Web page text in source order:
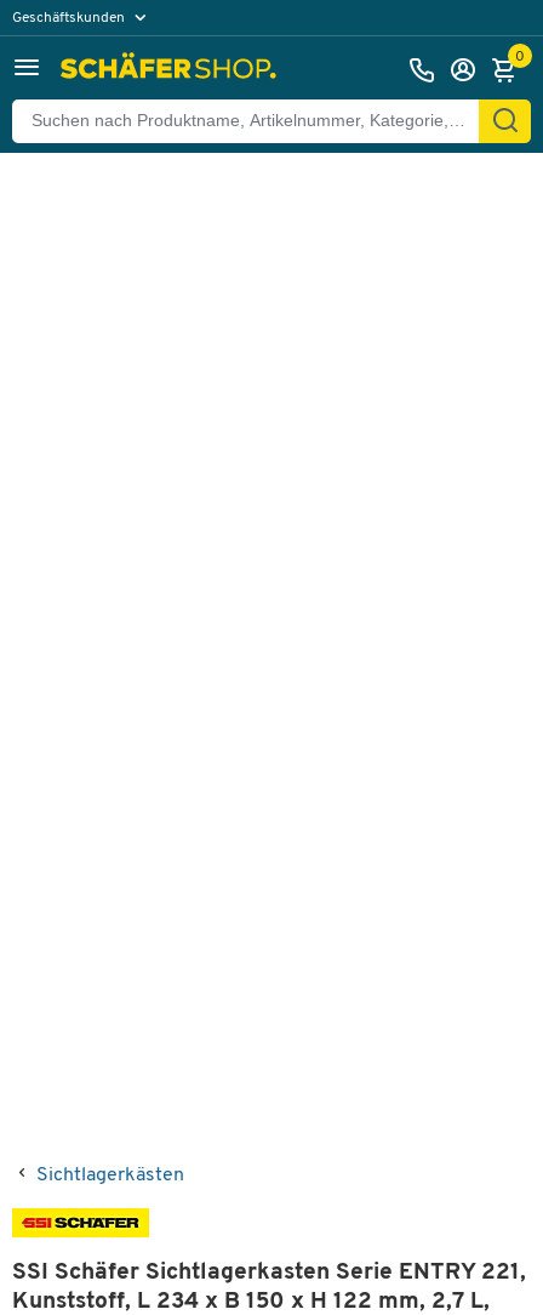
Geschäftskunden
0
Sichtlagerkästen
SSI Schäfer Sichtlagerkasten Serie ENTRY 221,
Kunststoff, L 234 x B 150 x H 122 mm, 2,7 L,
Zurück